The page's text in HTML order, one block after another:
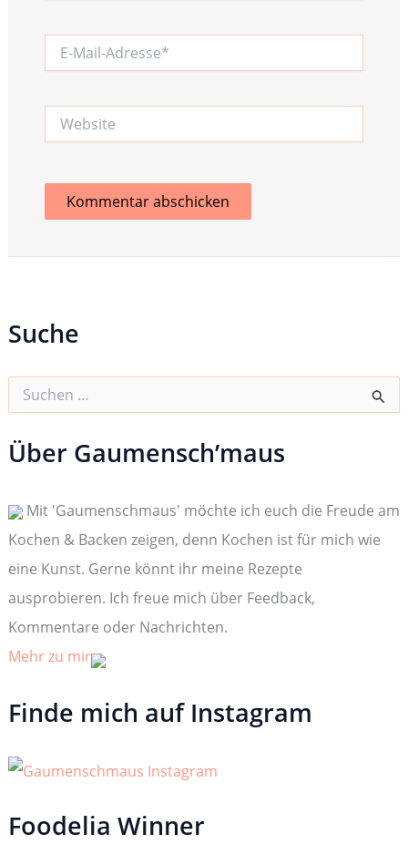
Mail-
Website
Suche
h
e
a
c
h
:
Über Gaumensch’maus
Mit 'Gaumenschmaus' möchte ich euch die Freude am
Kochen & Backen zeigen, denn Kochen ist für mich wie
eine Kunst. Gerne könnt ihr meine Rezepte
ausprobieren. Ich freue mich über Feedback,
Kommentare oder Nachrichten.
Mehr zu mir
Finde mich auf Instagram
Foodelia Winner